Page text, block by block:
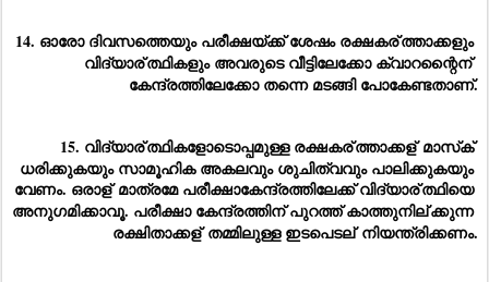
14. ഓരോ ദിവസത്തെയും പരീക്ഷയ്ക്ക് ശേഷം രക്ഷകര്ത്താക്കളും
വിദ്യാര്ത്ഥികളും അവരുടെ വീട്ടിലേക്കോ ക്വാറന്റൈന്
കേന്ദ്രത്തിലേക്കോ തന്നെ മടങ്ങി പോകേണ്ടതാണ്.
15. വിദ്യാര്ത്ഥികളോടൊപ്പമുള്ള രക്ഷകര്ത്താക്കള് മാസ്‌ക്
ധരിക്കുകയും സാമൂഹിക അകലവും ശുചിത്വവും പാലിക്കുകയും
വേണം. ഒരാള് മാത്രമേ പരീക്ഷാകേന്ദ്രത്തിലേക്ക് വിദ്യാര്ത്ഥിയെ
അനുഗമിക്കാവൂ. പരീക്ഷാ കേന്ദ്രത്തിന് പുറത്ത് കാത്തുനില്ക്കുന്ന
രക്ഷിതാക്കള് തമ്മിലുള്ള ഇടപെടല് നിയന്ത്രിക്കണം.